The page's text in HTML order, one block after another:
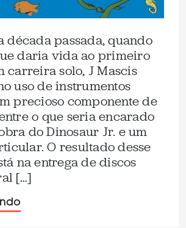
década passada, quando
daria vida ao primeiro
carreira solo, J Mascis
uso de instrumentos
precioso componente de
o que seria encarado
do Dinosaur Jr. e um
O resultado desse
na entrega de discos
[…]